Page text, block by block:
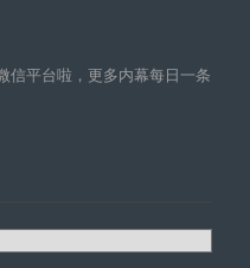
信平台啦，更多内幕每日一条